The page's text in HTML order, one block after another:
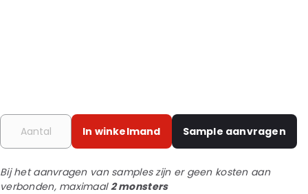
In winkelmand Sample aanvragen
Bij het aanvragen van samples zijn er geen kosten aan
verbonden, maximaal2 monsters